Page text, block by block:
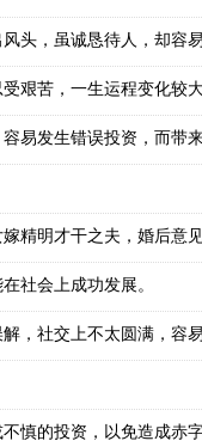
头，虽诚恳待人，却容
艰苦，一生运程变化较大
易发生错误投资，而带
精明才干之夫，婚后意见
社会上成功发展。
，社交上不太圆满，容
慎的投资，以免造成赤字